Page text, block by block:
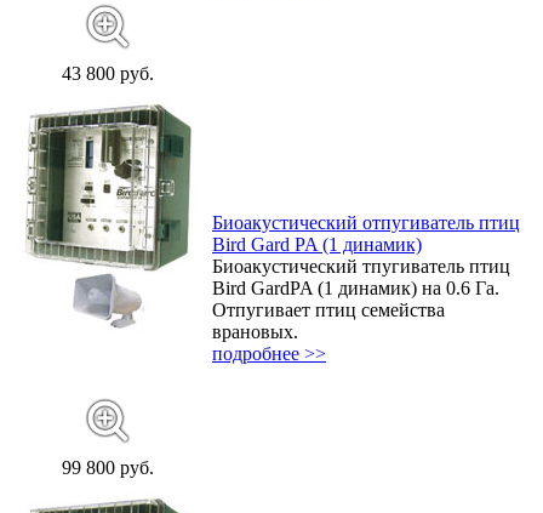
43 800 руб.
99 800 руб.
Биоакустический отпугиватель птиц
Bird Gard PA (1 динамик)
Биоакустический тпугиватель птиц
Bird GardPA (1 динамик) на 0.6 Га.
Отпугивает птиц семейства
врановых.
подробнее >>